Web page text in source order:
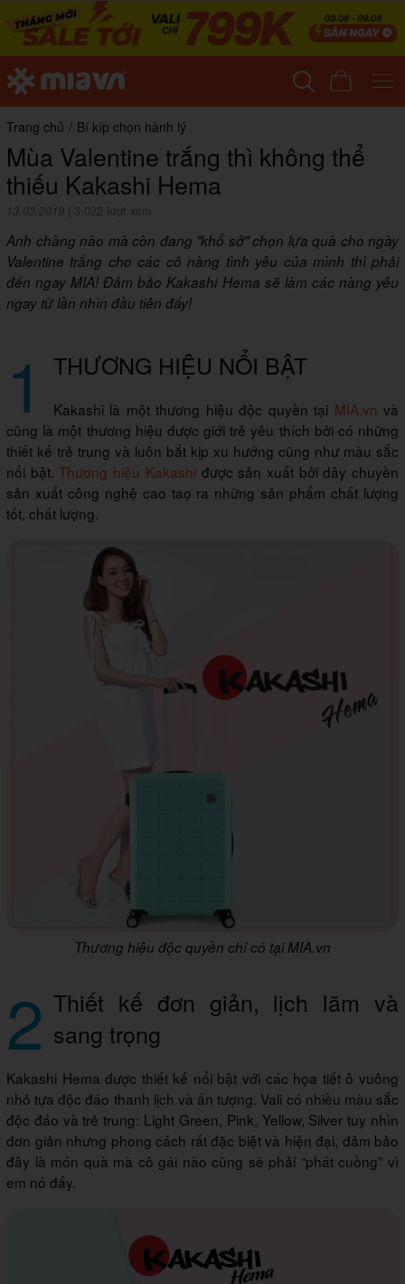
Trang chủ / Bí kíp chọn hành lý
Mùa Valentine trắng thì không thể
thiếu Kakashi Hema
13.03.2019 3,022 lượt xem
Anh chàng nào mà còn đang "khổ sở" chọn lựa quà cho ngày
Valentine trắng cho các cô nàng tình yêu của mình thì phải
đến ngay MIA! Đảm bảo Kakashi Hema sẽ làm các nàng yêu
ngay từ lần nhìn đầu tiên đấy!
1 THƯƠNG HIỆU NỔI BẬT
Kakashi là một thương hiệu độc quyền tại MIA.vn và
cũng là một thương hiệu được giới trẻ yêu thích bởi có những
thiết kế trẻ trung và luôn bắt kịp xu hướng cũng như màu sắc
nổi bật.Thương hiệu Kakashi được sản xuất bởi dây chuyền
sản xuất công nghệ cao taọ ra những sản phẩm chất lượng
tốt, chất lượng.
Thương hiệu độc quyền chỉ có tại MIA.vn
2 Thiết kế đơn giản, lịch lãm và
sang trọng
Kakashi Hema được thiết kế nổi bật với các họa tiết ô vuông
nhỏ tựa độc đáo thanh lịch và ấn tượng. Vali có nhiều màu sắc
độc đáo và trẻ trung: Light Green, Pink, Yellow, Silver tuy nhìn
đơn giản nhưng phong cách rất đặc biệt và hiện đại, đảm bảo
đây là món quà mà cô gái nào cũng sẽ phải “phát cuồng” vì
em nó đấy.